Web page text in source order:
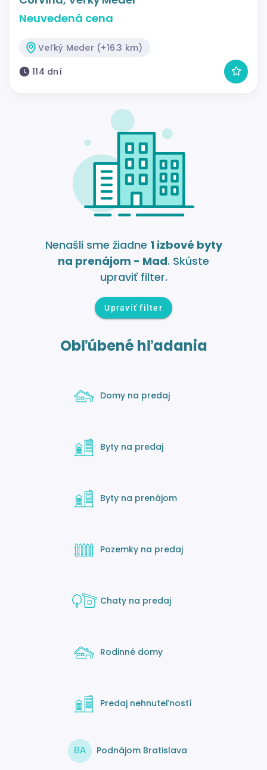
Neuvedená cena
Veľký Meder (+16.3 km)
114 dní
Nenašli sme žiadne 1 izbové byty
na prenájom - Mad. Skúste
upraviť filter.
Upraviť filter
Obľúbené hľadania
Domy na predaj
Byty na predaj
Byty na prenájom
Pozemky na predaj
Chaty na predaj
Rodinné domy
Predaj nehnuteľností
BA Podnájom Bratislava